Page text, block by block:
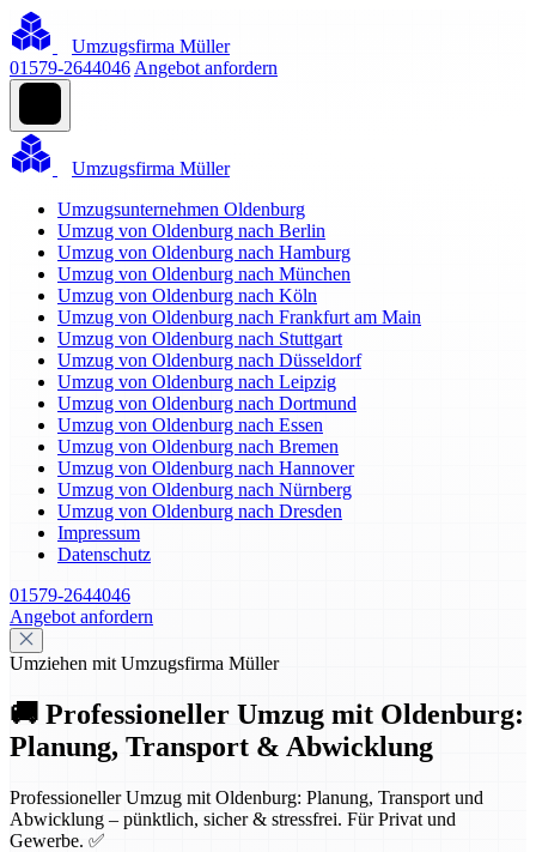
Umzugsfirma Müller
01579-2644046 Angebot anfordern
Umzugsfirma Müller
Umzugsunternehmen Oldenburg
Umzug von Oldenburg nach Berlin
Umzug von Oldenburg nach Hamburg
Umzug von Oldenburg nach München
Umzug von Oldenburg nach Köln
Umzug von Oldenburg nach Frankfurt am Main
Umzug von Oldenburg nach Stuttgart
Umzug von Oldenburg nach Düsseldorf
Umzug von Oldenburg nach Leipzig
Umzug von Oldenburg nach Dortmund
Umzug von Oldenburg nach Essen
Umzug von Oldenburg nach Bremen
Umzug von Oldenburg nach Hannover
Umzug von Oldenburg nach Nürnberg
Umzug von Oldenburg nach Dresden
Impressum
Datenschutz
01579-2644046
Angebot anfordern
Umziehen mit Umzugsfirma Müller
🚚 Professioneller Umzug mit Oldenburg:
Planung, Transport & Abwicklung
Professioneller Umzug mit Oldenburg: Planung, Transport und
Abwicklung – pünktlich, sicher & stressfrei. Für Privat und
Gewerbe. ✅